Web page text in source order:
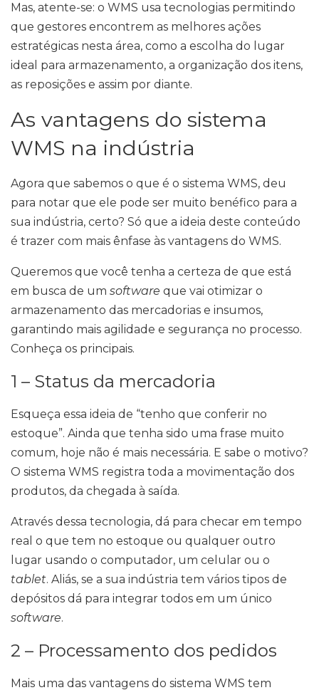
Mas, atente-se: o WMS usa tecnologias permitindo
que gestores encontrem as melhores ações
estratégicas nesta área, como a escolha do lugar
ideal para armazenamento, a organização dos itens,
as reposições e assim por diante.
As vantagens do sistema
WMS na indústria
Agora que sabemos o que é o sistema WMS, deu
para notar que ele pode ser muito benéfico para a
sua indústria, certo? Só que a ideia deste conteúdo
é trazer com mais ênfase às vantagens do WMS.
Queremos que você tenha a certeza de que está
em busca de um software que vai otimizar o
armazenamento das mercadorias e insumos,
garantindo mais agilidade e segurança no processo.
Conheça os principais.
1 – Status da mercadoria
Esqueça essa ideia de “tenho que conferir no
estoque”. Ainda que tenha sido uma frase muito
comum, hoje não é mais necessária. E sabe o motivo?
O sistema WMS registra toda a movimentação dos
produtos, da chegada à saída.
Através dessa tecnologia, dá para checar em tempo
real o que tem no estoque ou qualquer outro
lugar usando o computador, um celular ou o
tablet. Aliás, se a sua indústria tem vários tipos de
depósitos dá para integrar todos em um único
software.
2 – Processamento dos pedidos
Mais uma das vantagens do sistema WMS tem